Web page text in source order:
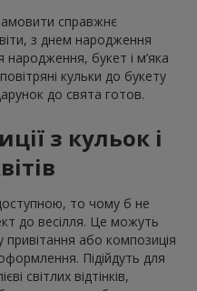
справжнє
з днем народження
народження, букет і м’яка
кульки до букету
до свята готов.
з кульок і
то чому б не
до весілля. Це можуть
привітання або композиція
Підійдуть для
світлих відтінків,